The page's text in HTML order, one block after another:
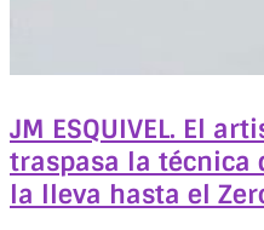
JM ESQUIVEL. El
traspasa la técnica
la lleva hasta el